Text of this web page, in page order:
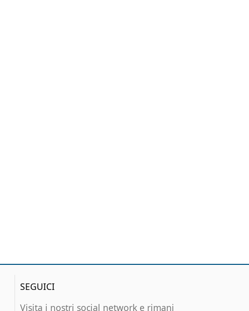
SEGUICI
Visita i nostri social network e rimani